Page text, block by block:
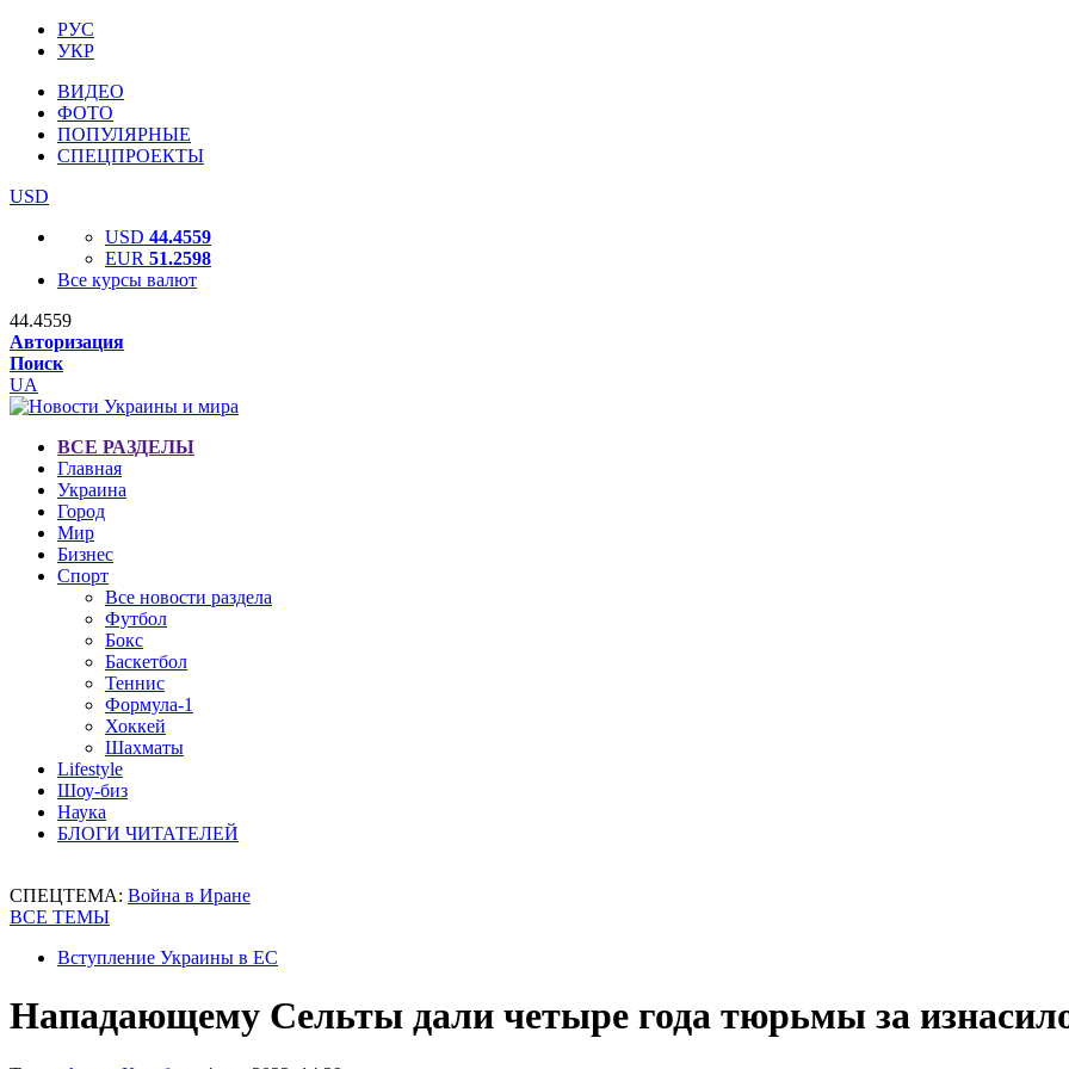
РУС
УКР
ВИДЕО
ФОТО
ПОПУЛЯРНЫЕ
СПЕЦПРОЕКТЫ
USD
USD 44.4559
EUR 51.2598
Все курсы валют
44.4559
Авторизация
Поиск
UA
ВСЕ РАЗДЕЛЫ
Главная
Украина
Город
Мир
Бизнес
Спорт
Все новости раздела
Футбол
Бокс
Баскетбол
Теннис
Формула-1
Хоккей
Шахматы
Lifestyle
Шоу-биз
Наука
БЛОГИ ЧИТАТЕЛЕЙ
СПЕЦТЕМА: Война в Иране
ВСЕ ТЕМЫ
Вступление Украины в ЕС
Нападающему Сельты дали четыре года тюрьмы за